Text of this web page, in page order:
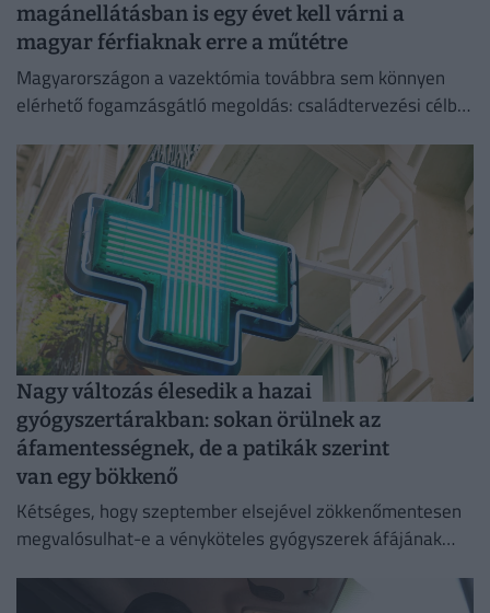
magánellátásban is egy évet kell várni a
magyar férfiaknak erre a műtétre
Magyarországon a vazektómia továbbra sem könnyen
elérhető fogamzásgátló megoldás: családtervezési célból
Nagy változás élesedik a hazai
gyógyszertárakban: sokan örülnek az
áfamentességnek, de a patikák szerint
van egy bökkenő
Kétséges, hogy szeptember elsejével zökkenőmentesen
megvalósulhat-e a vényköteles gyógyszerek áfájának